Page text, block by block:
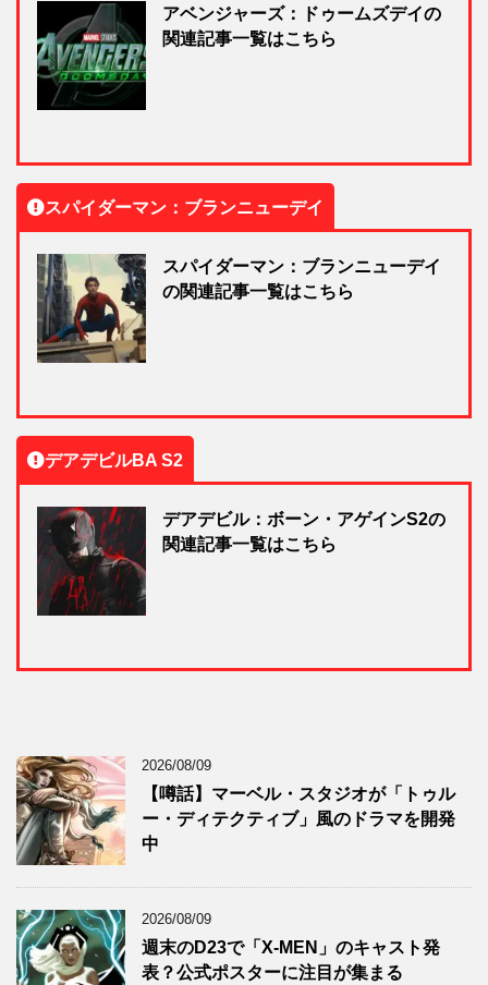
アベンジャーズ：ドゥームズデイの
関連記事一覧はこちら
スパイダーマン：ブランニューデイ
スパイダーマン：ブランニューデイ
の関連記事一覧はこちら
デアデビルBA S2
デアデビル：ボーン・アゲインS2の
関連記事一覧はこちら
2026/08/09
【噂話】マーベル・スタジオが「トゥル
ー・ディテクティブ」風のドラマを開発
中
2026/08/09
週末のD23で「X-MEN」のキャスト発
表？公式ポスターに注目が集まる